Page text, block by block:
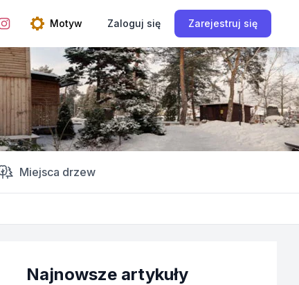
InstagramOpen theme menu
Motyw Zaloguj się Zarejestruj się
Miejsca drzew
Najnowsze artykuły